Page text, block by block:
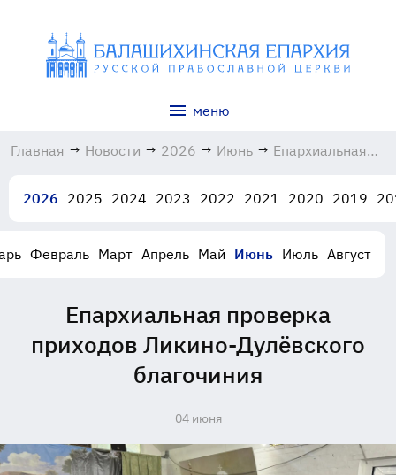
меню
Главная → Новости → 2026 → Июнь → Епархиальная
Ликино-
04.06.2026
2026 2025 2024 2023 2022 2021 2020 2019
Февраль Март Апрель Май Июнь Июль Август
Епархиальная проверка
приходов Ликино-Дулёвского
благочиния
04 июня